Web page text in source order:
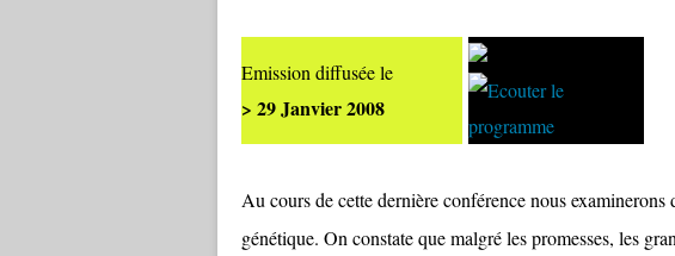
Emission diffusée le
> 29 Janvier 2008
Au cours de cette dernière conférence nous
génétique. On constate que malgré les promesses, les